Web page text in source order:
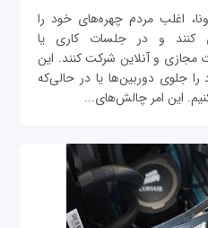
اغلب مردم چهره‌های خود را
کنند و در جلسات کاری یا
و آنلاین شرکت کنند. این
جلوی دوربین‌ها یا در حالی‌که
این امر چالش‌های...